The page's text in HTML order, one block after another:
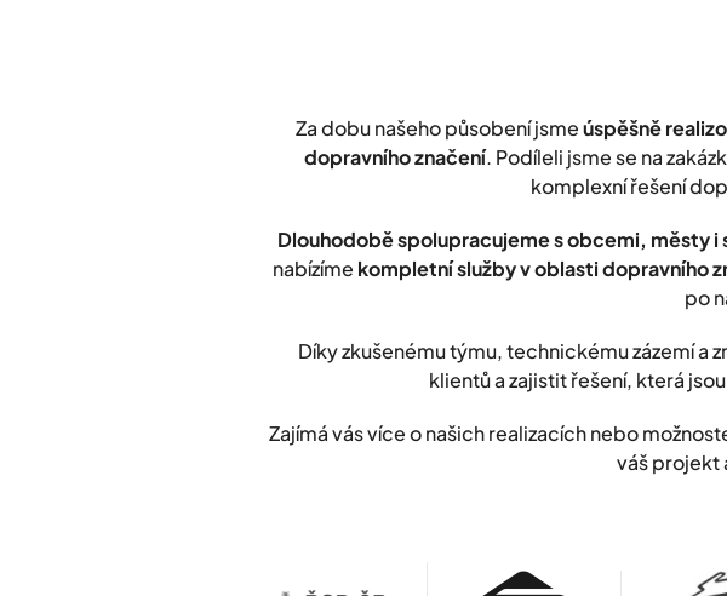
Za dobu našeho působení jsmeúspěšně
dopravního značení. Podíleli jsme se na
komplexní řešení
Dlouhodobě spolupracujeme s obcemi, městy
nabízíme kompletní služby v oblasti dopravního
po
Díky zkušenému týmu, technickému zázemí
klientů a zajistit řešení, která jsou
Zajímá vás více o našich realizacích nebo
váš projekt